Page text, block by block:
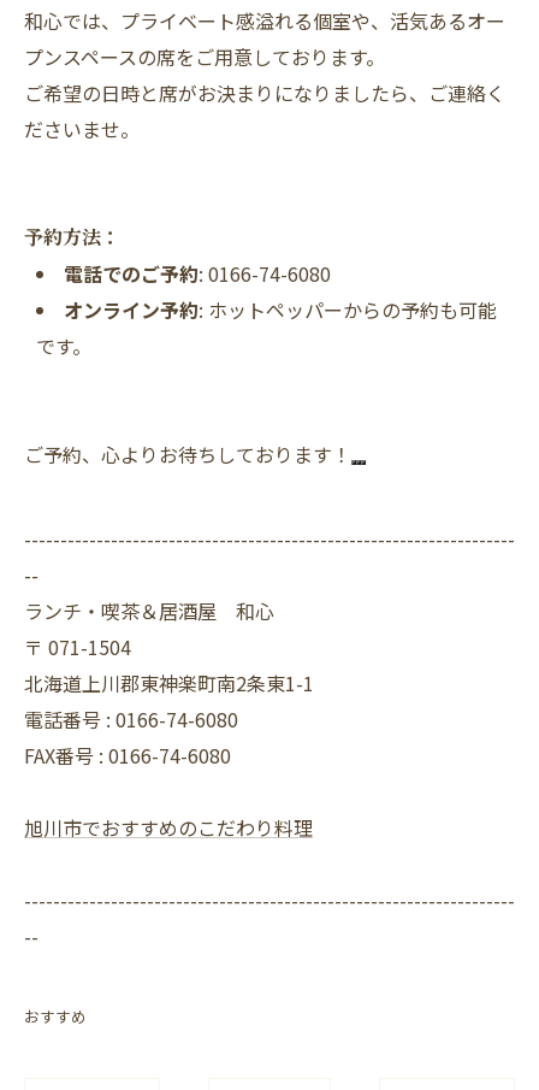
和心では、プライベート感溢れる個室や、活気あるオー
プンスペースの席をご用意しております。
ご希望の日時と席がお決まりになりましたら、ご連絡く
ださいませ。
予約方法：
電話でのご予約: 0166-74-6080
オンライン予約: ホットペッパーからの予約も可能
です。
ご予約、心よりお待ちしております！
--------------------------------------------------------------------
--
ランチ・喫茶＆居酒屋 和心
〒 071-1504
北海道上川郡東神楽町南2条東1-1
電話番号 : 0166-74-6080
FAX番号 : 0166-74-6080
旭川市でおすすめのこだわり料理
--------------------------------------------------------------------
--
おすすめ